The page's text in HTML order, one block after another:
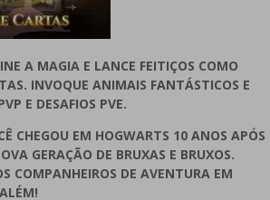
A MAGIA E LANCE FEITIÇOS COMO
INVOQUE ANIMAIS FANTÁSTICOS E
E DESAFIOS PVE.
CHEGOU EM HOGWARTS 10 ANOS APÓS
GERAÇÃO DE BRUXAS E BRUXOS.
COMPANHEIROS DE AVENTURA EM